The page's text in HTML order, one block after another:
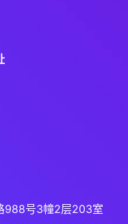
988号3幢2层203室